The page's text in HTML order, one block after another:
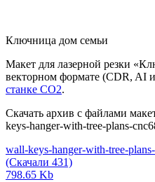
Ключница дом семьи
Макет для лазерной резки
векторном формате (CDR, AI
станке СО2.
Скачать архив с файлами
keys-hanger-with-tree-plans-
wall-keys-hanger-with-tree-
(Скачали 431)
798.65 Kb